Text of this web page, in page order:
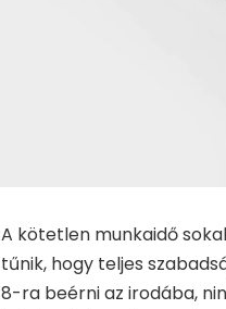
A kötetlen munkaidő
tűnik, hogy teljes
8-ra beérni az irodába,